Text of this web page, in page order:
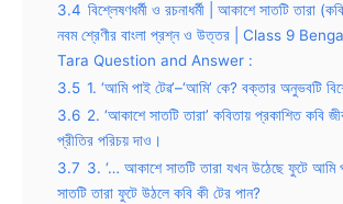
3.4 বিশ্লেষণধর্মী ও রচনাধর্মী | আকাশে সাতটি তারা
নবম শ্রেণীর বাংলা প্রশ্ন ও উত্তর | Class 9
Tara Question and Answer :
3.5 1. ‘আমি পাই টেৱ’–‘আমি’ কে? বক্তার অনুভবটি
3.6 2. ‘আকাশে সাতটি তারা’ কবিতায় প্রকাশিত কবি
প্রীতির পরিচয় দাও।
3.7 3. ‘… আকাশে সাতটি তারা যখন উঠেছে ফুটে আমি
সাতটি তারা ফুটে উঠলে কবি কী টের পান?